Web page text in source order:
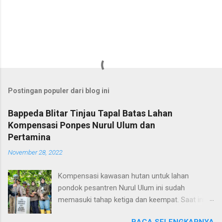
Postingan populer dari blog ini
Bappeda Blitar Tinjau Tapal Batas Lahan
Kompensasi Ponpes Nurul Ulum dan
Pertamina
November 28, 2022
Kompensasi kawasan hutan untuk lahan
pondok pesantren Nurul Ulum ini sudah
memasuki tahap ketiga dan keempat. Saat ini,